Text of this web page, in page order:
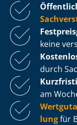
keine
durch
am
lungfür